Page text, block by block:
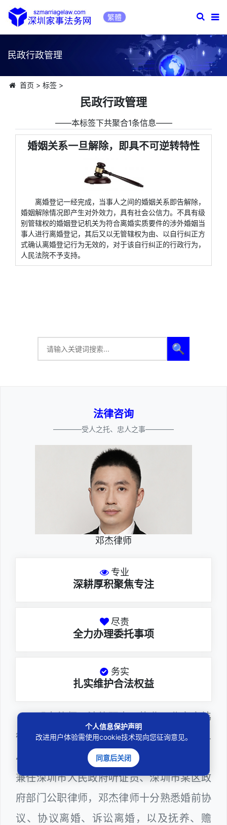
繁體
民政行政管理
首页 > 标签>
民政行政管理
――本标签下共聚合1条信息――
婚姻关系一旦解除，即具不可逆转特性
离婚登记一经完成，当事人之间的婚姻关系即告解除，
婚姻解除情况即产生对外效力，具有社会公信力。不具有级
别管辖权的婚姻登记机关为符合离婚实质要件的涉外婚姻当
事人进行离婚登记，其后又以无管辖权为由、以自行纠正方
式确认离婚登记行为无效的，对于该自行纠正的行政行为，
人民法院不予支持。
🔍
法律咨询
————受人之托、忠人之事————
邓杰律师
专业
深耕厚积聚焦专注
尽责
全力办理委托事项
务实
扎实维护合法权益
邓杰律师，法律硕士，执业于北京市炜
衡（深圳）律师事务所，律师执业证号为14
403201810022100。邓杰律师现（或曾）
兼任深圳市人民政府听证员、深圳市某区政
府部门公职律师，邓杰律师十分熟悉婚前协
议、协议离婚、诉讼离婚，以及抚养、赡
个人信息保护声明
改进用户体验需使用cookie技术现向您征询意见。
同意后关闭